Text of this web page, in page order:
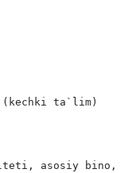
(kechki ta`lim)
asosiy bino,